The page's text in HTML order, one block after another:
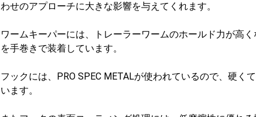
わせのアプローチに大きな影響を与えてくれます。
ワームキーパーには、トレーラーワームのホールド力が高
を手巻きで装着しています。
フックには、PRO SPEC METALが使われているので、硬く
います。